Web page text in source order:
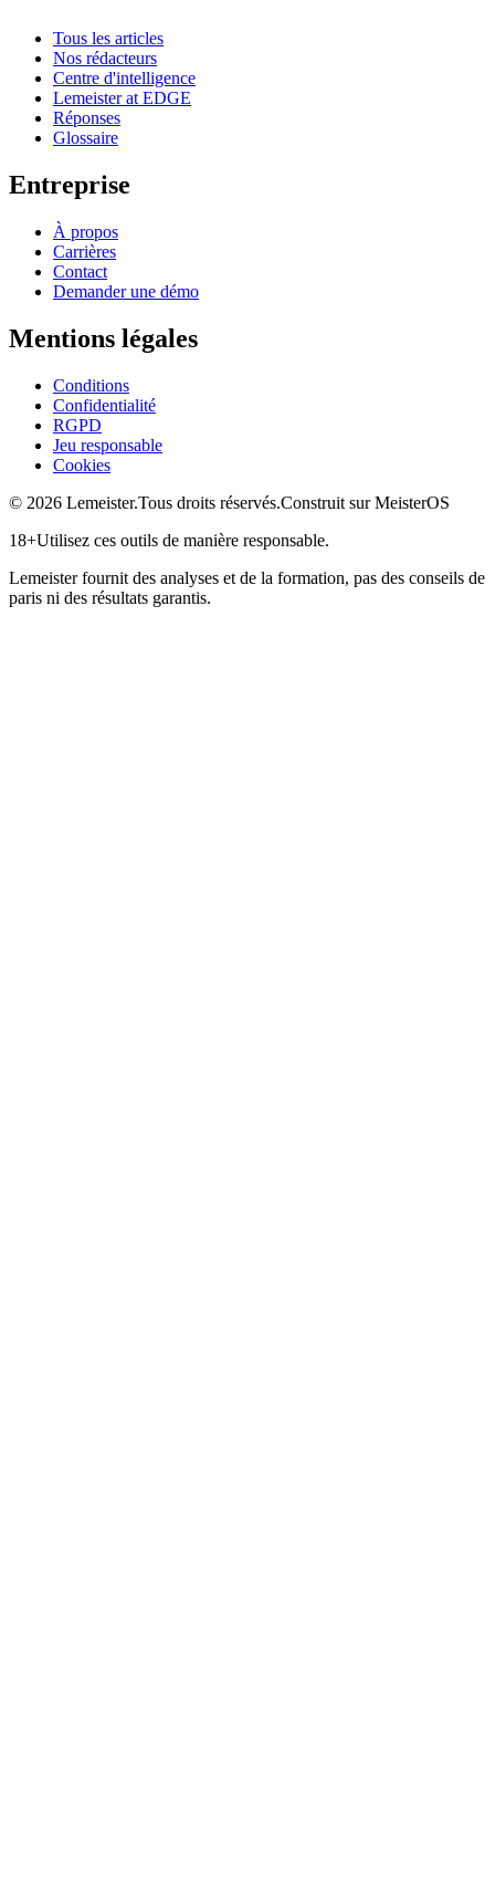
Tous les articles
Nos rédacteurs
Centre d'intelligence
Lemeister at EDGE
Réponses
Glossaire
Entreprise
À propos
Carrières
Contact
Demander une démo
Mentions légales
Conditions
Confidentialité
RGPD
Jeu responsable
Cookies
© 2026 Lemeister.Tous droits réservés.Construit sur MeisterOS
18+Utilisez ces outils de manière responsable.
Lemeister fournit des analyses et de la formation, pas des conseils de
paris ni des résultats garantis.